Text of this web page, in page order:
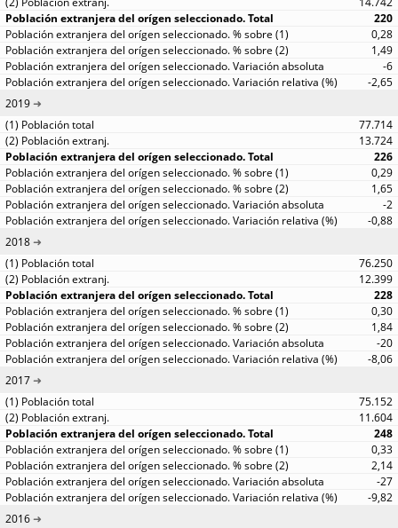
220
0,28
1,49
-6
-2,65
2019
77.714
13.724
226
0,29
1,65
-2
-0,88
2018
76.250
12.399
228
0,30
1,84
-20
-8,06
2017
75.152
11.604
248
0,33
2,14
-27
-9,82
2016